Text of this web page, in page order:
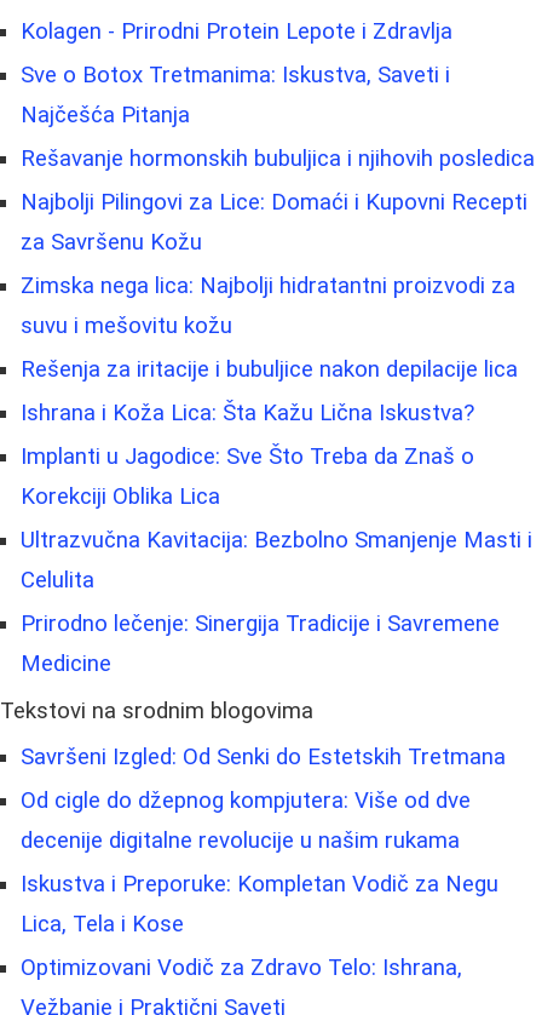
Kolagen - Prirodni Protein Lepote i Zdravlja
Sve o Botox Tretmanima: Iskustva, Saveti i
Najčešća Pitanja
Rešavanje hormonskih bubuljica i njihovih posledica
Najbolji Pilingovi za Lice: Domaći i Kupovni Recepti
za Savršenu Kožu
Zimska nega lica: Najbolji hidratantni proizvodi za
suvu i mešovitu kožu
Rešenja za iritacije i bubuljice nakon depilacije lica
Ishrana i Koža Lica: Šta Kažu Lična Iskustva?
Implanti u Jagodice: Sve Što Treba da Znaš o
Korekciji Oblika Lica
Ultrazvučna Kavitacija: Bezbolno Smanjenje Masti i
Celulita
Prirodno lečenje: Sinergija Tradicije i Savremene
Medicine
Tekstovi na srodnim blogovima
Savršeni Izgled: Od Senki do Estetskih Tretmana
Od cigle do džepnog kompjutera: Više od dve
decenije digitalne revolucije u našim rukama
Iskustva i Preporuke: Kompletan Vodič za Negu
Lica, Tela i Kose
Optimizovani Vodič za Zdravo Telo: Ishrana,
Vežbanje i Praktični Saveti